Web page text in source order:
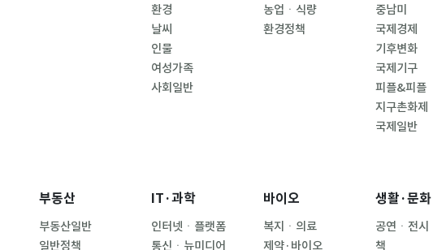
환경
날씨
인물
여성가족
사회일반
농업ㆍ식량
환경정책
중남미
국제경제
기후변화
국제기구
피플&피플
지구촌화제
국제일반
부동산
부동산일반
일반정책
IT·과학
인터넷ㆍ플랫폼
통신ㆍ뉴미디어
바이오
복지ㆍ의료
제약·바이오
생활·문화
공연ㆍ전시
책